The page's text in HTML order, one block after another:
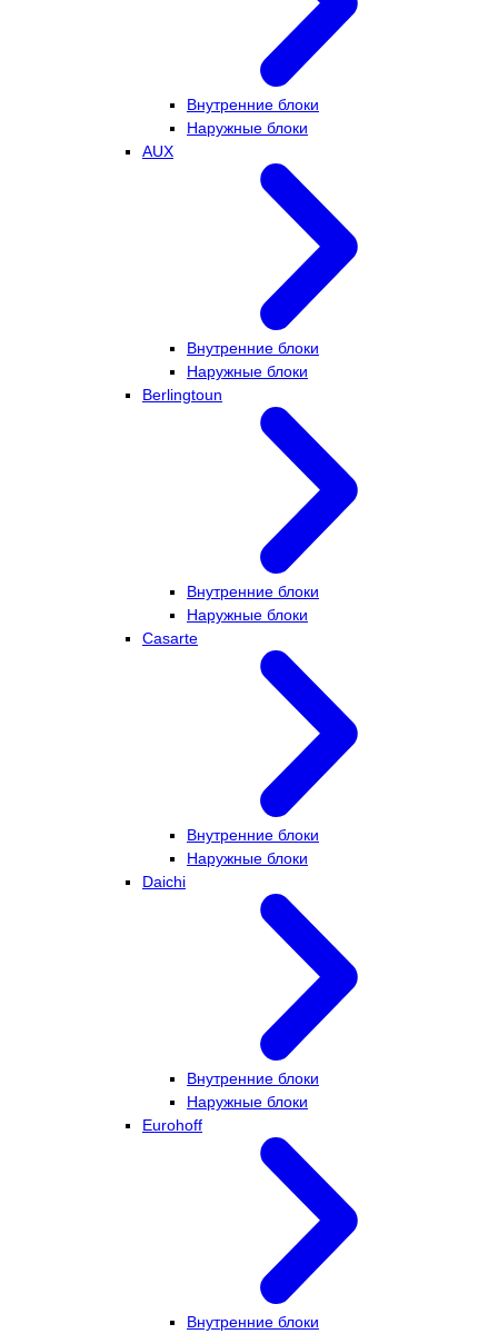
Внутренние блоки
Наружные блоки
AUX
Внутренние блоки
Наружные блоки
Berlingtoun
Внутренние блоки
Наружные блоки
Casarte
Внутренние блоки
Наружные блоки
Daichi
Внутренние блоки
Наружные блоки
Eurohoff
Внутренние блоки